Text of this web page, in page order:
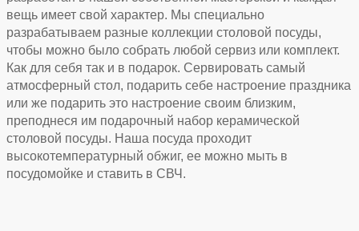
вещь имеет свой характер. Мы специально
разрабатываем разные коллекции столовой посуды,
чтобы можно было собрать любой сервиз или комплект.
Как для себя так и в подарок. Сервировать самый
атмосферный стол, подарить себе настроение праздника
или же подарить это настроение своим близким,
преподнеся им подарочный набор керамической
столовой посуды. Наша посуда проходит
высокотемпературный обжиг, ее можно мыть в
посудомойке и ставить в СВЧ.